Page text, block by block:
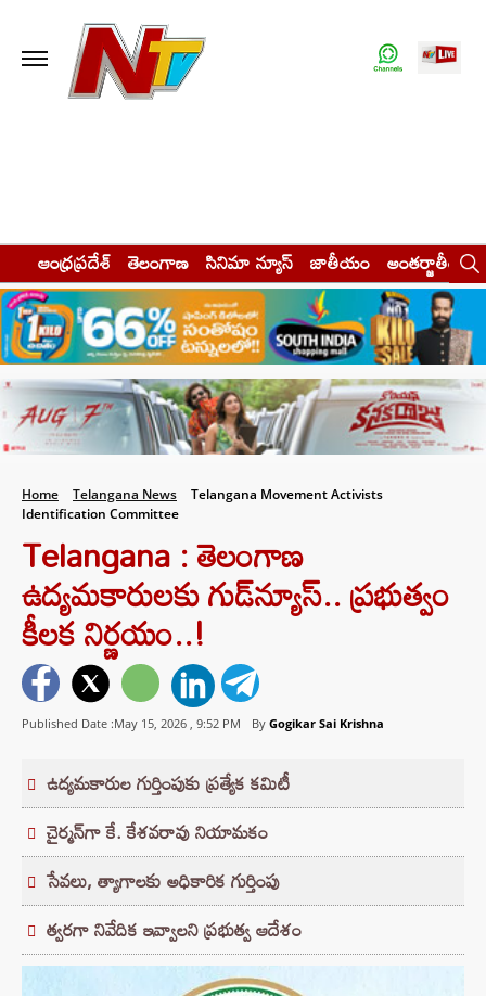
ఆంధ్రప్రదేశ్ తెలంగాణ సినిమా న్యూస్ జాతీయం అంతర్జాతీయం
Home Telangana News
Telangana Movement Activists
Identification Committee
Telangana : తెలంగాణ
ఉద్యమకారులకు గుడ్‌న్యూస్.. ప్రభుత్వం
కీలక నిర్ణయం..!
Published Date :May 15, 2026 , 9:52 PM By Gogikar Sai Krishna
ఉద్యమకారుల గుర్తింపుకు ప్రత్యేక కమిటీ
చైర్మన్‌గా కే. కేశవరావు నియామకం
సేవలు, త్యాగాలకు అధికారిక గుర్తింపు
త్వరగా నివేదిక ఇవ్వాలని ప్రభుత్వ ఆదేశం